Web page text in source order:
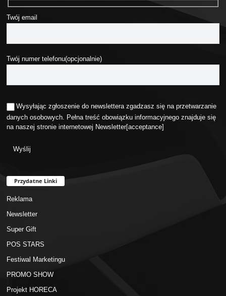
Twój email
Twój numer telefonu(opcjonalnie)
Wysyłając zgłoszenie do newslettera zgadzasz się na przetwarzanie
danych osobowych. Pełna treść obowiązku informacyjnego znajduje się
na naszej stronie internetowej Newsletter[acceptance]
Przydatne Linki
Reklama
Newsletter
Super Gift
POS STARS
Festiwal Marketingu
PROMO SHOW
Projekt HORECA